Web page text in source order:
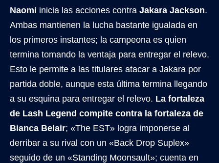
Naomi inicia las acciones contra Jakara Jackson.
Ambas mantienen la lucha bastante igualada en
los primeros instantes; la campeona es quien
termina tomando la ventaja para entregar el relevo.
Esto le permite a las titulares atacar a Jakara por
partida doble, aunque esta última termina llegando
a su esquina para entregar el relevo. La fortaleza
de Lash Legend compite contra la fortaleza de
Bianca Belair; «The EST» logra imponerse al
derribar a su rival con un «Back Drop Suplex»
seguido de un «Standing Moonsault»; cuenta en